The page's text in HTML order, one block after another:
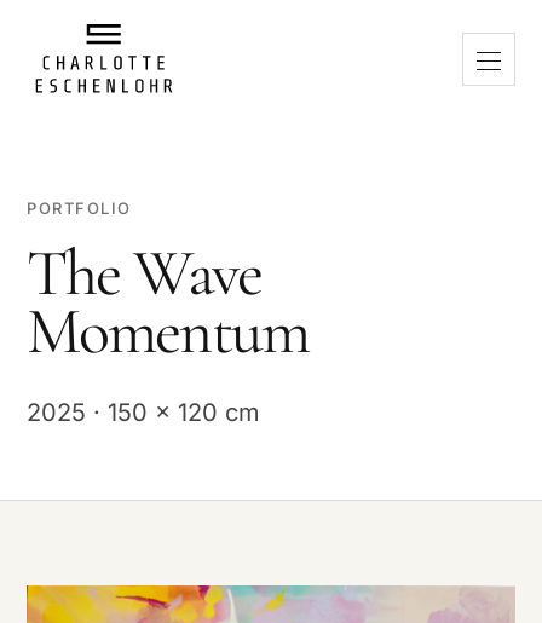
PORTFOLIO
The Wave
Momentum
2025 · 150 x 120 cm